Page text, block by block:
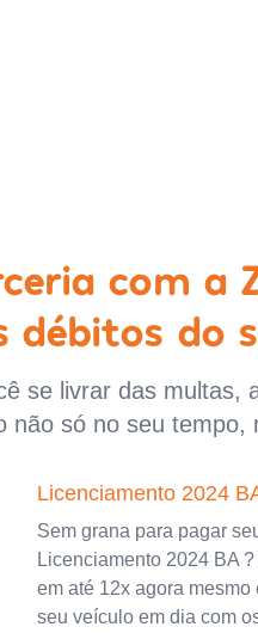
com
débitos do
se livrar das multas,
não só no seu tempo,
Licenciamento 2024
Sem grana para pagar
Licenciamento 2024 BA
em até 12x agora mesmo
seu veículo em dia com